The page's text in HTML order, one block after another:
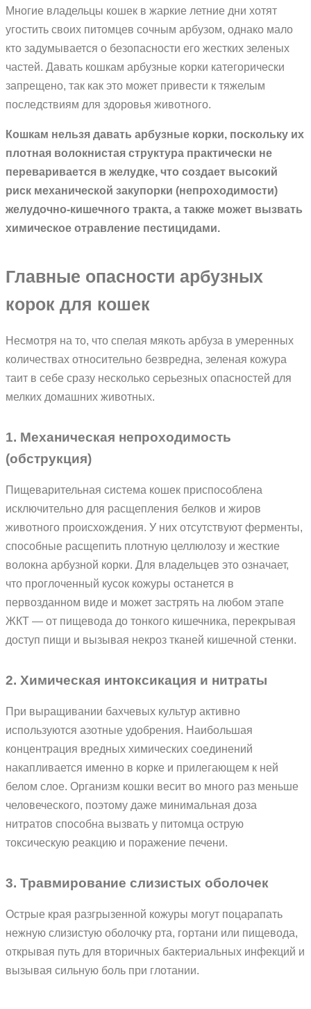
Многие владельцы кошек в жаркие летние дни хотят
угостить своих питомцев сочным арбузом, однако мало
кто задумывается о безопасности его жестких зеленых
частей. Давать кошкам арбузные корки категорически
запрещено, так как это может привести к тяжелым
последствиям для здоровья животного.
Кошкам нельзя давать арбузные корки, поскольку их
плотная волокнистая структура практически не
переваривается в желудке, что создает высокий
риск механической закупорки (непроходимости)
желудочно-кишечного тракта, а также может вызвать
химическое отравление пестицидами.
Главные опасности арбузных
корок для кошек
Несмотря на то, что спелая мякоть арбуза в умеренных
количествах относительно безвредна, зеленая кожура
таит в себе сразу несколько серьезных опасностей для
мелких домашних животных.
1. Механическая непроходимость
(обструкция)
Пищеварительная система кошек приспособлена
исключительно для расщепления белков и жиров
животного происхождения. У них отсутствуют ферменты,
способные расщепить плотную целлюлозу и жесткие
волокна арбузной корки. Для владельцев это означает,
что проглоченный кусок кожуры останется в
первозданном виде и может застрять на любом этапе
ЖКТ — от пищевода до тонкого кишечника, перекрывая
доступ пищи и вызывая некроз тканей кишечной стенки.
2. Химическая интоксикация и нитраты
При выращивании бахчевых культур активно
используются азотные удобрения. Наибольшая
концентрация вредных химических соединений
накапливается именно в корке и прилегающем к ней
белом слое. Организм кошки весит во много раз меньше
человеческого, поэтому даже минимальная доза
нитратов способна вызвать у питомца острую
токсическую реакцию и поражение печени.
3. Травмирование слизистых оболочек
Острые края разгрызенной кожуры могут поцарапать
нежную слизистую оболочку рта, гортани или пищевода,
открывая путь для вторичных бактериальных инфекций и
вызывая сильную боль при глотании.